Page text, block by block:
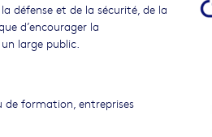
défense et de la sécurité, de la
d’encourager la
large public.
de formation, entreprises